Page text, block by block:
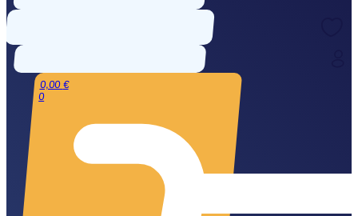
0,00€
0